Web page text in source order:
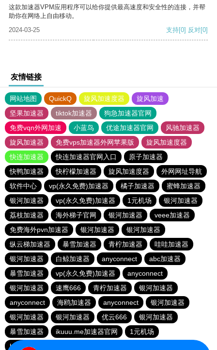
这款加速器VPM应用程序可以给你提供最高速度和安全性的连接，并帮
助你在网络上自由移动。
2024-03-25
支持[0] 反对[0]
友情链接
网站地图 QuickQ 旋风加速度器
旋风加速
坚果加速器
tiktok加速器
狗急加速器官网
免费vqn外网加速
小蓝鸟 优途加速器官网
风驰加速器
旋风加速器
免费vps加速器外网苹果版
旋风加速度器
快连加速器
快连加速器官网入口
原子加速器
快鸭加速器
快柠檬加速器 旋风加速度器
外网网址导航
软件中心
vp(永久免费)加速器 橘子加速器
蜜蜂加速器
银河加速器
vp(永久免费)加速器 1元机场
银河加速器
荔枝加速器
海外梯子官网 银河加速器
veee加速器
免费海外pvn加速器
银河加速器
银河加速器
纵云梯加速器
暴雪加速器 青柠加速器
哇哇加速器
银河加速器
白鲸加速器 anyconnect
abc加速器
暴雪加速器
vp(永久免费)加速器
anyconnect
银河加速器
速鹰666 青柠加速器
银河加速器
anyconnect
海鸥加速器 anyconnect
银河加速器
银河加速器
银河加速器 优云666
银河加速器
暴雪加速器
ikuuu.me加速器官网
1元机场
hammer加速器